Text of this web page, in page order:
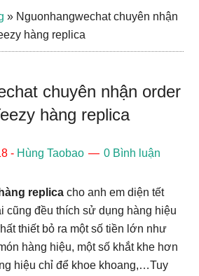
» Nguonhangwechat chuyên nhận
hàng replica
chuyên nhận order
hàng replica
- Hùng Taobao 0 Bình luận
replica cho anh em diện tết
cũng đều thích sử dụng hàng hiệu
thiết bỏ ra một số tiền lớn như
hàng hiệu, một số khắt khe hơn
hiệu chỉ để khoe khoang,…Tuy